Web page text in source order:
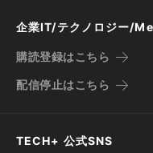
企業IT/テクノロジー/
購読登録はこちら
配信停止はこちら
TECH+ 公式SNS